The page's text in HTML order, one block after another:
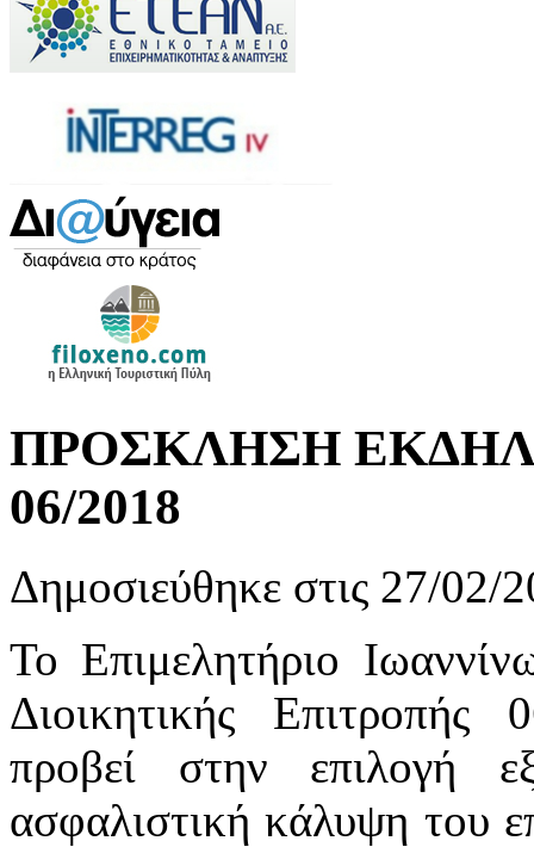
ΠΡΟΣΚΛΗΣΗ
06/2018
Δημοσιεύθηκε στις 27/02/
Το Επιμελητήριο
Διοικητικής Επιτροπής
προβεί στην επιλογή
ασφαλιστική κάλυψη του